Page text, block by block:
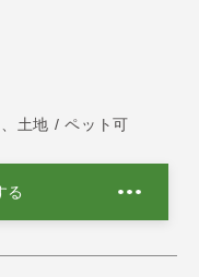
土地 / ペット可
る